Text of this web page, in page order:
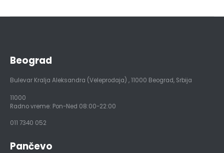
Beograd
Bulevar Kralja Aleksandra (Veleprodaja) ,11000 Beograd, Srbija
11000
Radno vreme: Pon-Ned 08:00-22:00
011 7340 052
Pančevo